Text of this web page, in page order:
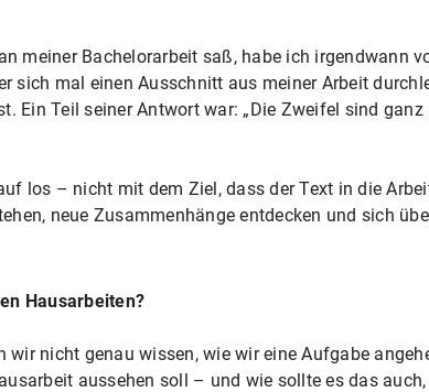
meiner Bachelorarbeit saß, habe ich irgendwann
sich mal einen Ausschnitt aus meiner Arbeit
Ein Teil seiner Antwort war: „Die Zweifel sind
los – nicht mit dem Ziel, dass der Text in die
neue Zusammenhänge entdecken und sich
Hausarbeiten?
nicht genau wissen, wie wir eine Aufgabe
aussehen soll – und wie sollte es das